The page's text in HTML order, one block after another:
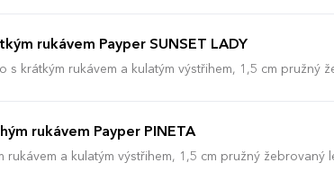
rukávem Payper SUNSET LADY
s krátkým rukávem a kulatým výstřihem, 1,5 cm pružný
rukávem Payper PINETA
rukávem a kulatým výstřihem, 1,5 cm pružný žebrovaný